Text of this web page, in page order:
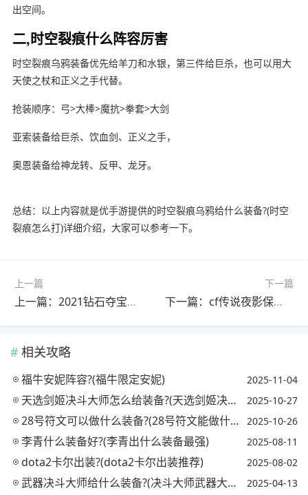
出空间。
二,时空裂痕什么阵容厉害
时空裂痕乌鸦装备优先给羊刀和水银，第三件给巨杀，也可以用大
天使之杖和正义之手代替。
抢装顺序：弓>大棒>魔抗>拳套>大剑
亚索装备给巨杀、饮血剑、正义之手，
奥恩装备给神龙转、反甲、龙牙。
总结：以上内容就是优手游提供的时空裂痕乌鸦给什么装备?(时空
裂痕怎么打)详细介绍，大家可以参考一下。
上一篇
上一篇：2021钻石夺宝换哪个英雄好?(钻石夺宝换什么英雄)
下一篇
下一篇：cf传说夜影保底多少?(cf传说暗夜)
相关攻略
福牛安妮阵容?(福牛限定安妮) 2025-11-04
天选剑姬决斗大师怎么给装备?(天选剑姬决斗大师阵容搭配) 2025-10-27
28号符文可以做什么装备?(28号符文能做什么) 2025-10-26
李青什么装备好?(李青出什么装备最强) 2025-08-11
dota2卡尔出装?(dota2卡尔出装推荐) 2025-08-02
武器决斗大师给什么装备?(决斗大师武器大师) 2025-04-13